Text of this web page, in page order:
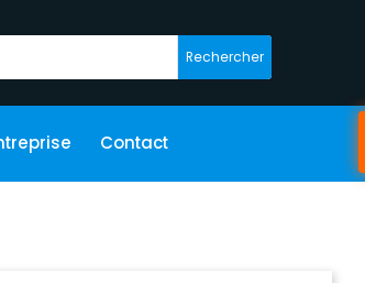
Rechercher
Contact